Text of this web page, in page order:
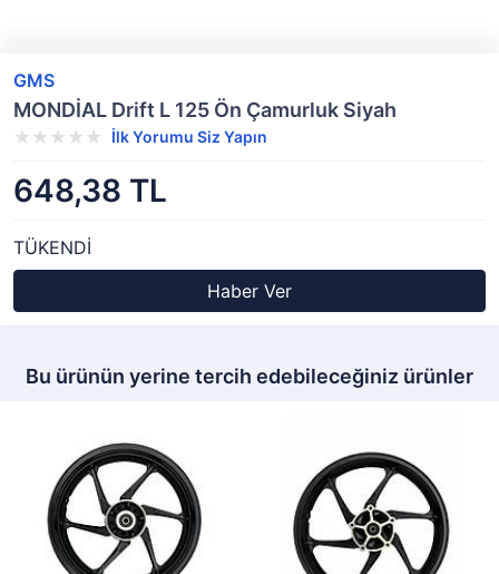
GMS
MONDİAL Drift L 125 Ön Çamurluk Siyah
İlk Yorumu Siz Yapın
648,38 TL
TÜKENDİ
Haber Ver
Bu ürünün yerine tercih edebileceğiniz ürünler